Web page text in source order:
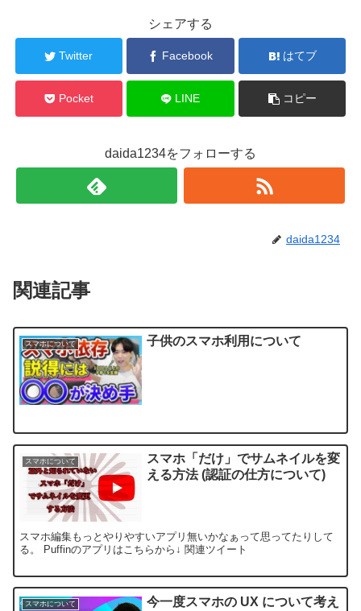
シェアする
Twitter Facebook はてブ
Pocket LINE コピー
daida1234をフォローする
daida1234
関連記事
スマホについて 子供のスマホ利用について
スマホについて
スマホ「だけ」でサムネイルを変
える方法 (認証の仕方について)
スマホ編集もっとやりやすいアプリ無いかなぁって思ってたりして
る。 Puffinのアプリはこちらから↓ 関連ツイート
スマホについて
今一度スマホの UX について考え